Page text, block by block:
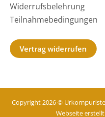
Widerrufsbelehrung
Teilnahmebedingungen
Vertrag widerrufen
Copyright 2026 ©
Webseite